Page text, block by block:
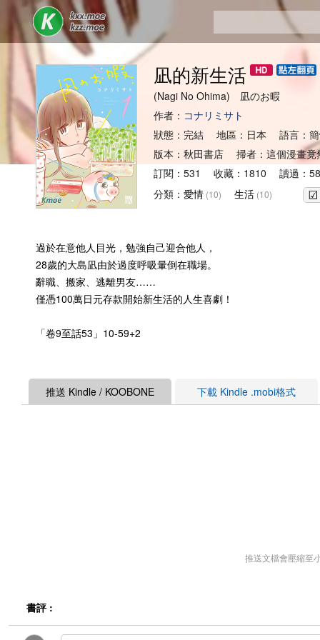
凪的新生活
(Nagi No Ohima) 凪のお暇
作者： コナリミサト
狀態：完結 地區：日本 語言：
版本：秋田書店 掃者：這個漫畫
訂閱：531 收藏：1810 讀過：
分類： 愛情 (10) 生活 (10)
過於在意他人目光，勉強自己迎合他人，
28歲的大島凪由於過度呼吸暈倒在職場。
辭職、搬家、逃離男友……
僅憑100萬日元存款開始新生活的人生喜劇！
「卷9至話53」10-59+2
推送 Kindle / KOOBONE 下載 Kindle .mobi格式
推送文檔會壓縮至
書評 :